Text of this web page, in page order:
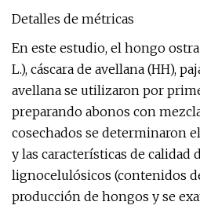
Detalles de métricas
En este estudio, el hongo
L.), cáscara de avellana (HH),
avellana se utilizaron por
preparando abonos con
cosechados se determinaron
y las características de calidad
lignocelulósicos (contenidos
producción de hongos y se